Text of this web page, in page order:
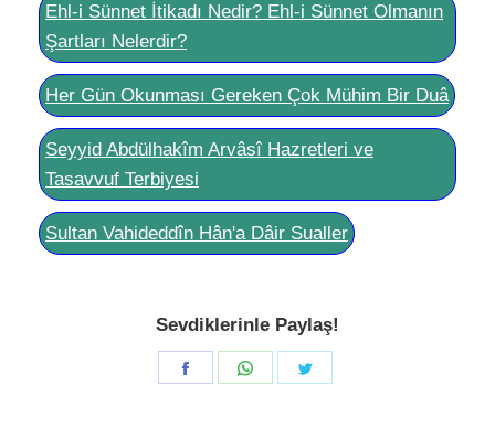
Ehl-i Sünnet İtikadı Nedir? Ehl-i Sünnet Olmanın
Şartları Nelerdir?
Her Gün Okunması Gereken Çok Mühim Bir Duâ
Seyyid Abdülhakîm Arvâsî Hazretleri ve
Tasavvuf Terbiyesi
Sultan Vahideddîn Hân'a Dâir Sualler
Sevdiklerinle Paylaş!
Share
Share